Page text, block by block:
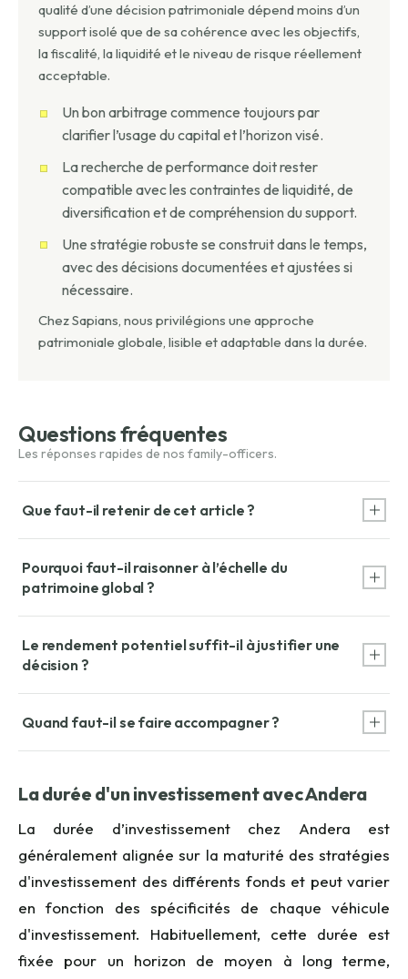
qualité d’une décision patrimoniale dépend moins d’un
support isolé que de sa cohérence avec les objectifs,
la fiscalité, la liquidité et le niveau de risque réellement
acceptable.
Un bon arbitrage commence toujours par
clarifier l’usage du capital et l’horizon visé.
La recherche de performance doit rester
compatible avec les contraintes de liquidité, de
diversification et de compréhension du support.
Une stratégie robuste se construit dans le temps,
avec des décisions documentées et ajustées si
nécessaire.
Chez Sapians, nous privilégions une approche
patrimoniale globale, lisible et adaptable dans la durée.
Questions fréquentes
Que faut-il retenir de cet article ?
cohérence avec les objectifs, la liquidité recherchée, la
fiscalité et le risque réellement accepté.
Pourquoi faut-il raisonner à l’échelle du
patrimoine global ?
en devenant inadapté s’il accroît trop la concentration,
l’illiquidité ou le risque global.
Le rendement potentiel suffit-il à justifier une
décision ?
la durée de détention et la capacité à tenir l’investissement
dans le temps.
Quand faut-il se faire accompagner ?
société, liquidité ou investissement sur des supports
complexes.
La durée d'un investissement avec Andera
La durée d’investissement chez Andera est
généralement alignée sur la maturité des stratégies
d'investissement des différents fonds et peut varier
en fonction des spécificités de chaque véhicule
d'investissement. Habituellement, cette durée est
fixée pour un horizon de moyen à long terme,